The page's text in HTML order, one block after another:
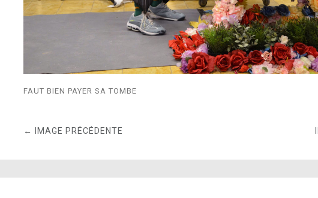
FAUT BIEN PAYER SA TOMBE
← IMAGE PRÉCÉDENTE